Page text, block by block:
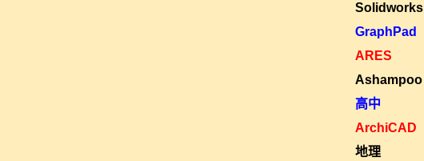
Solidworks
GraphPad
ARES
Ashampoo
高中
ArchiCAD
地理